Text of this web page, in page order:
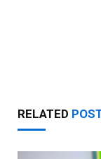
RELATED